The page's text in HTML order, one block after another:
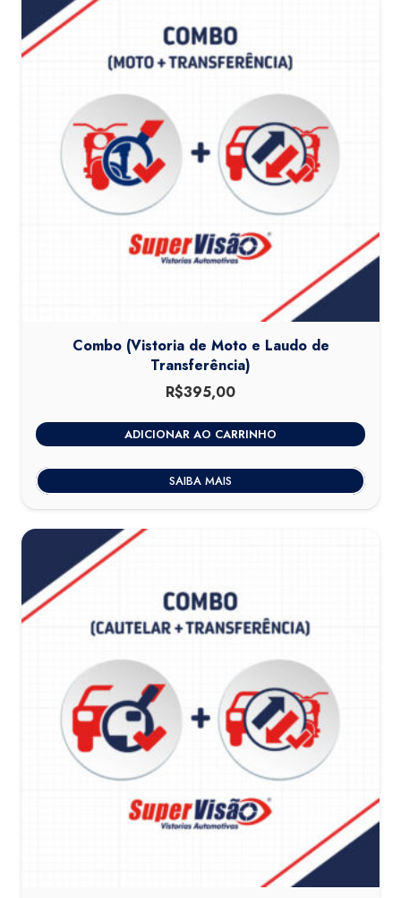
Combo (Vistoria de Moto e Laudo de
Transferência)
R$395,00
ADICIONAR AO CARRINHO
SAIBA MAIS